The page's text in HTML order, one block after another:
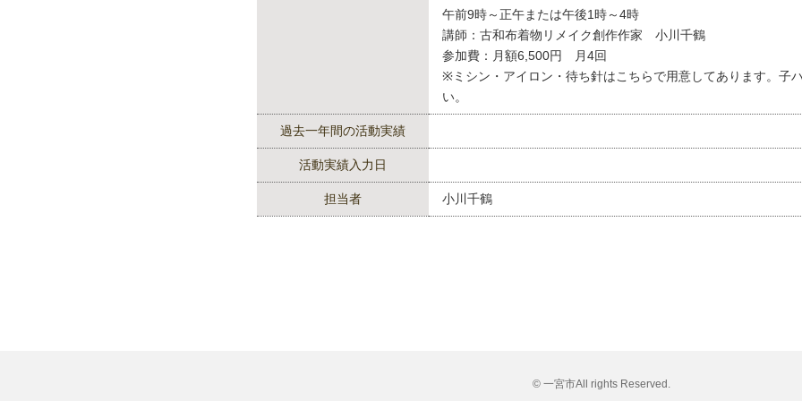
午前9時～正午または午後1時～4時
講師：古和布着物リメイク創作作家 小川千鶴
参加費：月額6,500円 月4回
※ミシン・アイロン・待ち針はこちらで用意してあります。子
い。
過去一年間の活動実績
活動実績入力日
担当者 小川千鶴
© 一宮市All rights Reserved.